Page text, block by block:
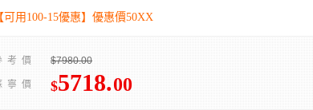
可用100-15優惠】優惠價50XX
考價 $7980.00
寧價 $5718.00